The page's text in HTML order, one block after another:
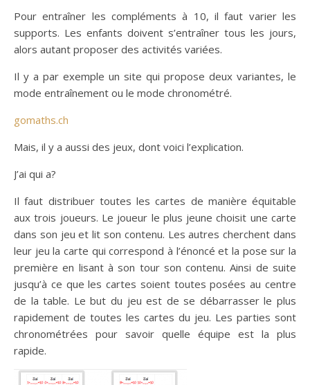
Pour entraîner les compléments à 10, il faut varier les
supports. Les enfants doivent s’entraîner tous les jours,
alors autant proposer des activités variées.
Il y a par exemple un site qui propose deux variantes, le
mode entraînement ou le mode chronométré.
gomaths.ch
Mais, il y a aussi des jeux, dont voici l’explication.
J’ai qui a?
Il faut distribuer toutes les cartes de manière équitable
aux trois joueurs. Le joueur le plus jeune choisit une carte
dans son jeu et lit son contenu. Les autres cherchent dans
leur jeu la carte qui correspond à l’énoncé et la pose sur la
première en lisant à son tour son contenu. Ainsi de suite
jusqu’à ce que les cartes soient toutes posées au centre
de la table. Le but du jeu est de se débarrasser le plus
rapidement de toutes les cartes du jeu. Les parties sont
chronométrées pour savoir quelle équipe est la plus
rapide.